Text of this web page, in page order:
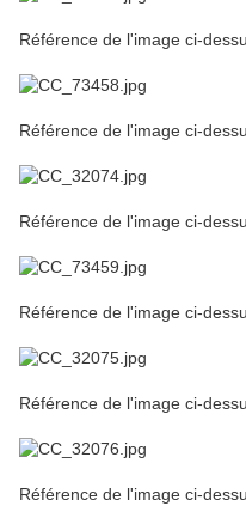
Référence de l'image ci-
Référence de l'image ci-
Référence de l'image ci-
Référence de l'image ci-
Référence de l'image ci-
Référence de l'image ci-